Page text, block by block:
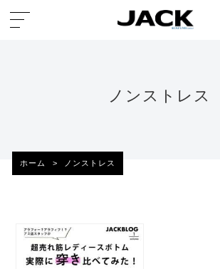
ノンストレス
ホーム > ノンストレス